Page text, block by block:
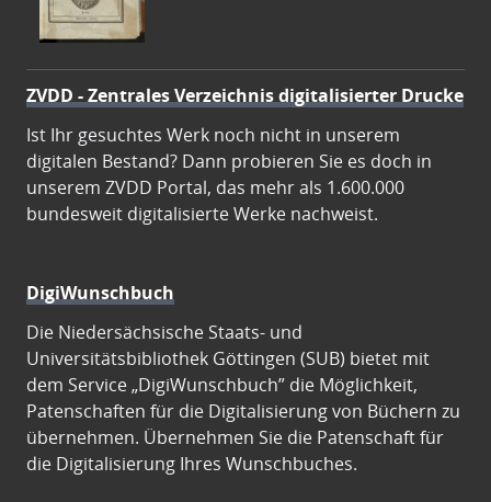
ZVDD - Zentrales Verzeichnis digitalisierter Drucke
Ist Ihr gesuchtes Werk noch nicht in unserem
digitalen Bestand? Dann probieren Sie es doch in
unserem ZVDD Portal, das mehr als 1.600.000
bundesweit digitalisierte Werke nachweist.
DigiWunschbuch
Die Niedersächsische Staats- und
Universitätsbibliothek Göttingen (SUB) bietet mit
dem Service „DigiWunschbuch” die Möglichkeit,
Patenschaften für die Digitalisierung von Büchern zu
übernehmen. Übernehmen Sie die Patenschaft für
die Digitalisierung Ihres Wunschbuches.